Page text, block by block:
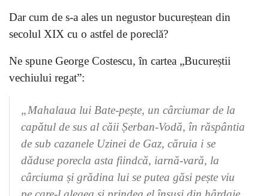
Dar cum de s-a ales un negustor bucureștean din
secolul XIX cu o astfel de poreclă?
Ne spune George Costescu, în cartea „Bucureștii
vechiului regat”:
„Mahalaua lui Bate-pește, un cârciumar de la
capătul de sus al căii Șerban-Vodă, în răspântia
de sub cazanele Uzinei de Gaz, căruia i se
dăduse porecla asta fiindcă, iarnă-vară, la
cârciuma și grădina lui se putea găsi pește viu